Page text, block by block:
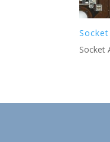
Socket
Socket